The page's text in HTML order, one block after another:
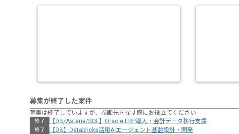
募集が終了した案件
募集は終了していますが、参画先を探す際にお役立てください
終了 【DB/Asteria/SQL】Oracle ERP導入・会計データ移行支援
終了 【DB】Databricks活用AIエージェント基盤設計・開発